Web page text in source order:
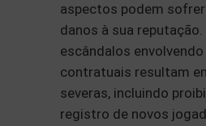
aspectos podem
danos à sua
escândalos
contratuais resultam
severas, incluindo
registro de novos